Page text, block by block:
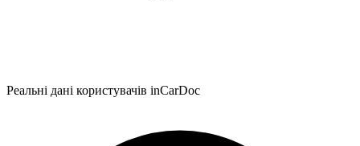
Реальні дані користувачів inCarDoc